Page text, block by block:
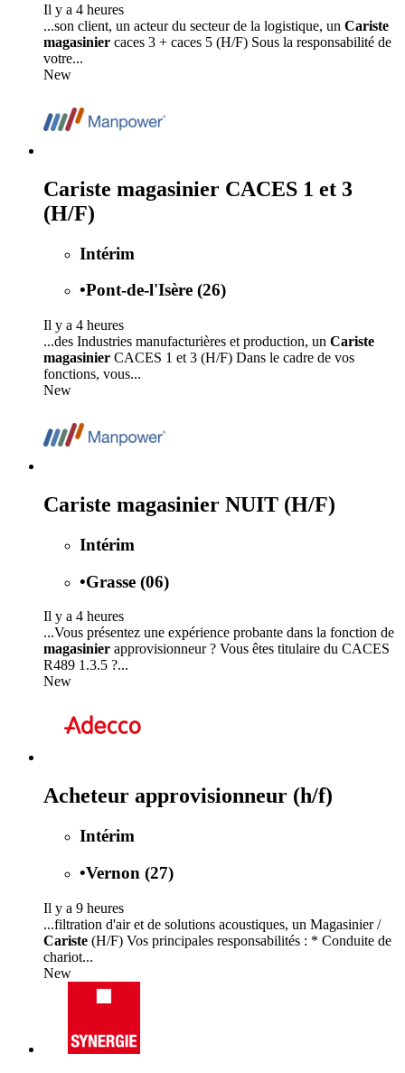
Il y a 4 heures
...son client, un acteur du secteur de la logistique, un Cariste
magasinier caces 3 + caces 5 (H/F) Sous la responsabilité de
votre...
New
Cariste magasinier CACES 1 et 3
(H/F)
Intérim
•Pont-de-l'Isère (26)
Il y a 4 heures
...des Industries manufacturières et production, un Cariste
magasinier CACES 1 et 3 (H/F) Dans le cadre de vos
fonctions, vous...
New
Cariste magasinier NUIT (H/F)
Intérim
•Grasse (06)
Il y a 4 heures
...Vous présentez une expérience probante dans la fonction de
magasinier approvisionneur ? Vous êtes titulaire du CACES
R489 1.3.5 ?...
New
Acheteur approvisionneur (h/f)
Intérim
•Vernon (27)
Il y a 9 heures
...filtration d'air et de solutions acoustiques, un Magasinier /
Cariste (H/F) Vos principales responsabilités : * Conduite de
chariot...
New